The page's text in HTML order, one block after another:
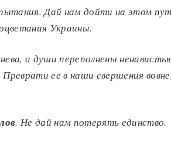
Дай нам дойти на этом
Украины.
а души переполнены
Преврати ее в наши свершения
. Не дай нам потерять единство.